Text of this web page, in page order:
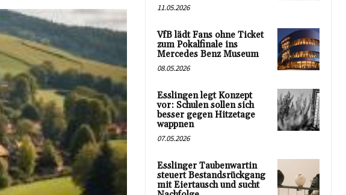
11.05.2026
VfB lädt Fans ohne Ticket
zum Pokalfinale ins
Mercedes Benz Museum
08.05.2026
Esslingen legt Konzept
vor: Schulen sollen sich
besser gegen Hitzetage
wappnen
07.05.2026
Esslinger Taubenwartin
steuert Bestandsrückgang
mit Eiertausch und sucht